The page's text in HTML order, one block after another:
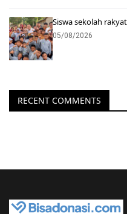
Siswa sekolah
05/08/2026
RECENT COMMENTS